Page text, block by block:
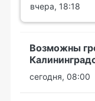
вчера, 18:18
Возможны
сегодня, 08:00